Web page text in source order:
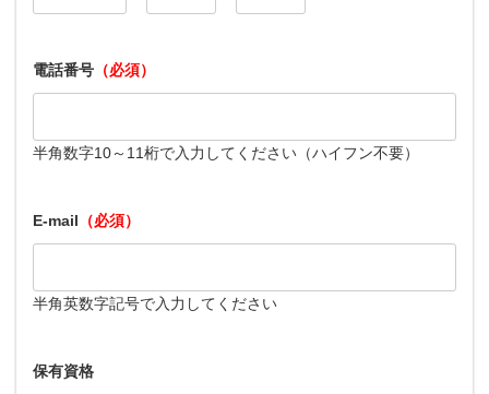
電話番号 （必須）
半角数字10～11桁で入力してください（ハイフン不要）
E-mail （必須）
半角英数字記号で入力してください
保有資格